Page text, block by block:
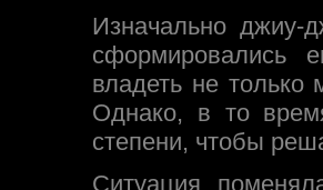
Изначально джиу-
владеть не
Однако, в то
степени, чтобы
Ситуация